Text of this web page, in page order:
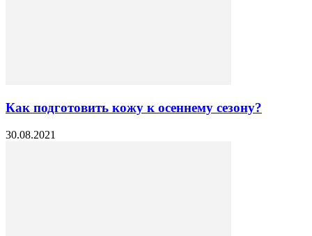
Как подготовить кожу к осеннему сезону?
30.08.2021